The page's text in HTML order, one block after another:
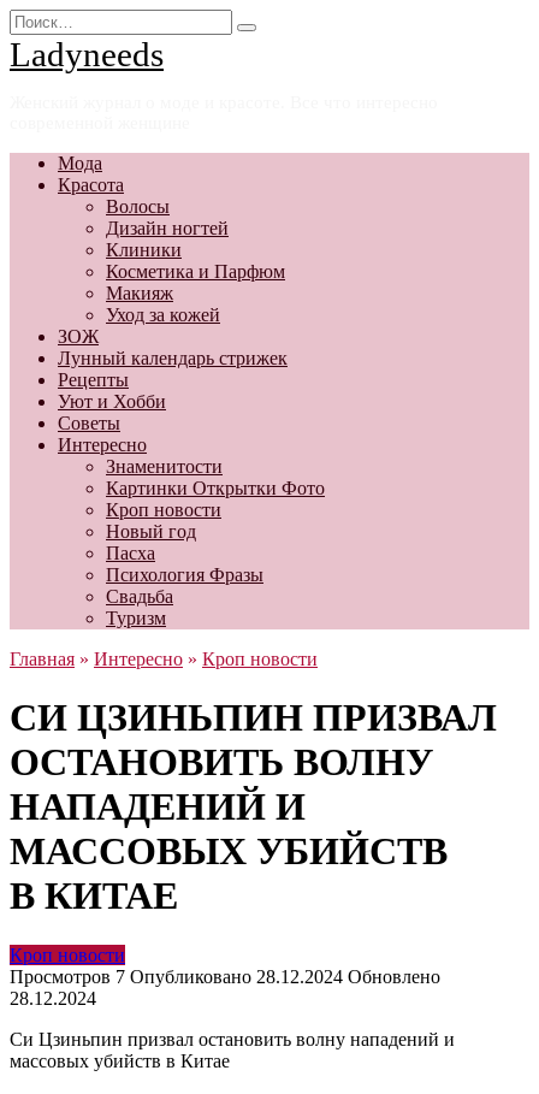
Перейти
к
содержанию
Search
for:
Ladyneeds
Мода
Красота
Волосы
Дизайн ногтей
Клиники
Косметика и Парфюм
Макияж
Уход за кожей
ЗОЖ
Лунный календарь стрижек
Рецепты
Уют и Хобби
Советы
Интересно
Знаменитости
Картинки Открытки Фото
Кроп новости
Новый год
Пасха
Психология Фразы
Свадьба
Туризм
Главная » Интересно » Кроп новости
СИ ЦЗИНЬПИН ПРИЗВАЛ
ОСТАНОВИТЬ ВОЛНУ
НАПАДЕНИЙ И
МАССОВЫХ УБИЙСТВ
В КИТАЕ
Кроп новости
Просмотров 7 Опубликовано 28.12.2024 Обновлено
28.12.2024
Си Цзиньпин призвал остановить волну нападений и
массовых убийств в Китае